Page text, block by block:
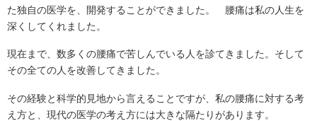
た独自の医学を、開発することができました。 腰痛は私の人生を
深くしてくれました。
現在まで、数多くの腰痛で苦しんでいる人を診てきました。そして
その全ての人を改善してきました。
その経験と科学的見地から言えることですが、私の腰痛に対する考
え方と、現代の医学の考え方には大きな隔たりがあります。